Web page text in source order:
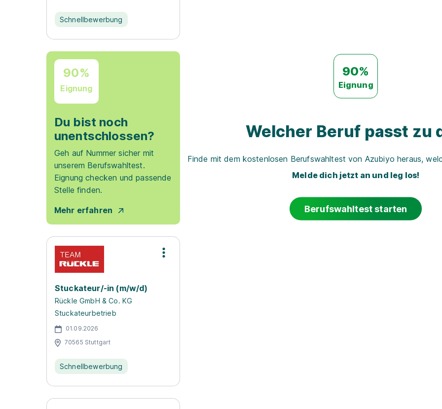
Schnellbewerbung
90%
Eignung
Du bist noch
unentschlossen?
Geh auf Nummer sicher mit
unserem Berufswahltest.
Eignung checken und passende
Stelle finden.
Mehr erfahren
Stuckateur/-in (m/w/d)
Rückle GmbH & Co. KG
Stuckateurbetrieb
01.09.2026
70565 Stuttgart
Schnellbewerbung
90%
Eignung
Welcher Beruf passt zu
Finde mit dem kostenlosen Berufswahltest von Azubiyo heraus,
Melde dich jetzt an und leg los!
Berufswahltest starten